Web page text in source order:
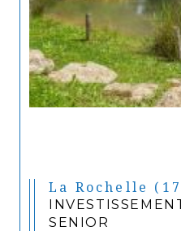
La Rochelle
SENIOR